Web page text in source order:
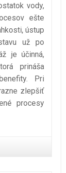
vody,
ešte
ústup
už po
je účinná,
prináša
Pri
zlepšiť
procesy